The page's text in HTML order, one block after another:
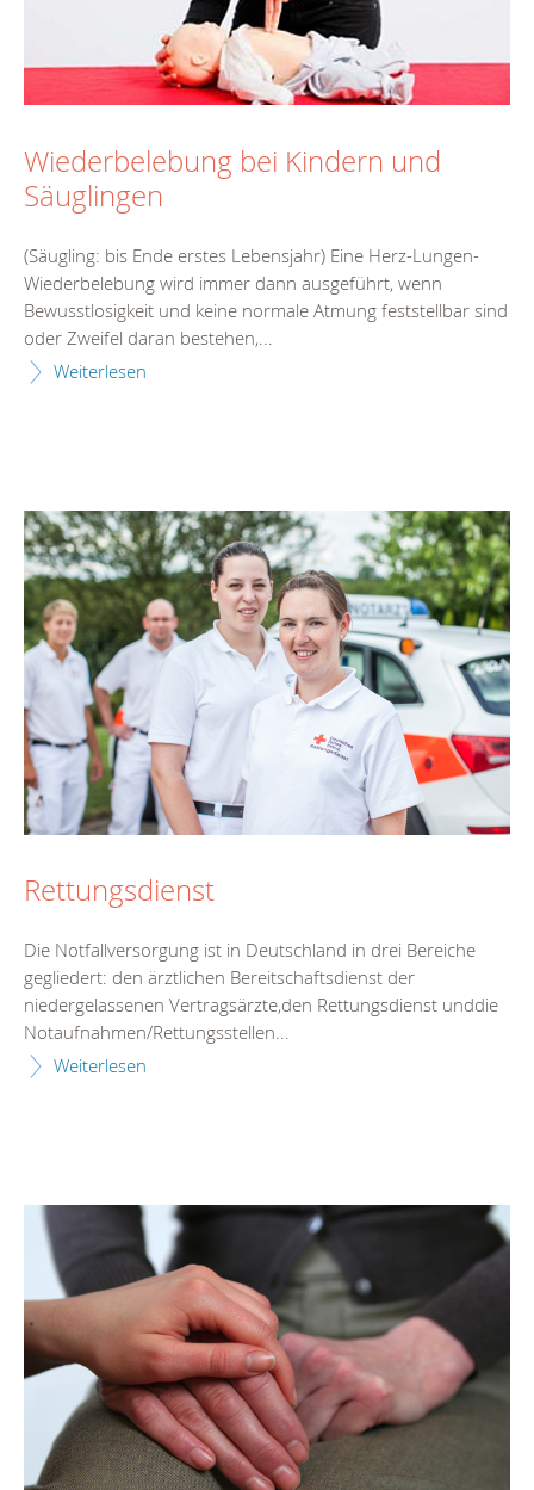
Wiederbelebung bei Kindern und
Säuglingen
(Säugling: bis Ende erstes Lebensjahr) Eine Herz-Lungen-
Wiederbelebung wird immer dann ausgeführt, wenn
Bewusstlosigkeit und keine normale Atmung feststellbar sind
oder Zweifel daran bestehen,...
Weiterlesen
Rettungsdienst
Die Notfallversorgung ist in Deutschland in drei Bereiche
gegliedert: den ärztlichen Bereitschaftsdienst der
niedergelassenen Vertragsärzte,den Rettungsdienst unddie
Notaufnahmen/Rettungsstellen...
Weiterlesen